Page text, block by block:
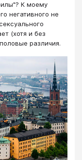
К моему
негативного не
(хотя и без
различия.